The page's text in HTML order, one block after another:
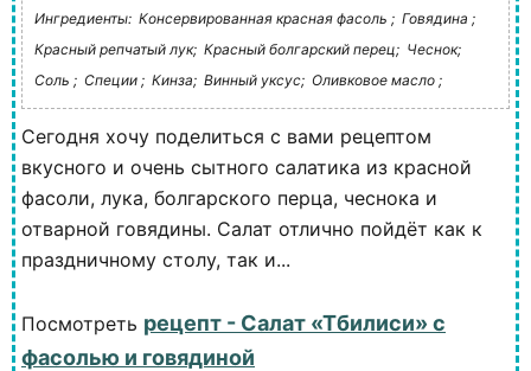
Ингредиенты: Консервированная красная фасоль ; Говядина ;
Красный репчатый лук; Красный болгарский перец; Чеснок;
Соль ; Специи ; Кинза; Винный уксус; Оливковое масло ;
Сегодня хочу поделиться с вами рецептом
вкусного и очень сытного салатика из красной
фасоли, лука, болгарского перца, чеснока и
отварной говядины. Салат отлично пойдёт как к
праздничному столу, так и...
Посмотреть рецепт - Салат «Тбилиси» с
фасолью и говядиной